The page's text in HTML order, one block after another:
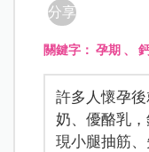
分享
關鍵字：孕期 、
許多人懷孕
奶、優酪乳
現小腿抽筋